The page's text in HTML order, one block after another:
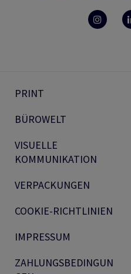
PRINT
BÜROWELT
VISUELLE
KOMMUNIKATION
VERPACKUNGEN
COOKIE-RICHTLINIEN
IMPRESSUM
ZAHLUNGSBEDINGUN